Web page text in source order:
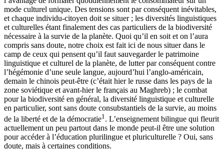
mode culturel unique. Des tensions sont par conséquent inévitables,
et chaque individu-citoyen doit se situer ; les diversités linguistiques
et culturelles étant finalement des cas particuliers de la biodiversité
nécessaire à la survie de la planète. Quoi qu’il en soit et on l’aura
compris sans doute, notre choix est fait ici de nous situer dans le
camp de ceux qui pensent qu’il faut sauvegarder le patrimoine
linguistique et culturel de la planète, de lutter par conséquent contre
l’hégémonie d’une seule langue, aujourd’hui l’anglo-américain,
demain le chinois peut-être (c’était hier le russe dans les pays de la
zone soviétique et avant-hier le français au Maghreb) ; le combat
pour la biodiversité en général, la diversité linguistique et culturelle
en particulier, sont sans doute consubstantiels de la survie, au moins
de la liberté et de la démocratie1 . L’enseignement bilingue qui fleurit
actuellement un peu partout dans le monde peut-il être une solution
pour accéder à l’éducation plurilingue et pluriculturelle ? Oui, sans
doute, mais à certaines conditions.